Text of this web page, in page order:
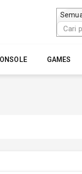
Cari
untuk:
GAMES